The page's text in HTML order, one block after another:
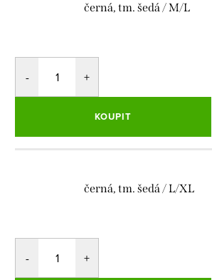
černá, tm. šedá / M/L
KOUPIT
černá, tm. šedá / L/XL